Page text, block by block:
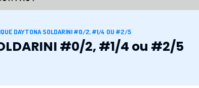
DAYTONA SOLDARINI #0/2, #1/4 OU #2/5
#0/2, #1/4 ou #2/5